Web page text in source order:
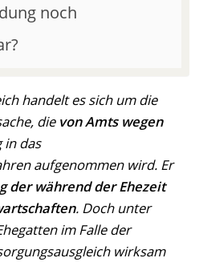
noch
handelt es sich um die
die von Amts wegen
in das
aufgenommen wird. Er
der während der Ehezeit
. Doch unter
im Falle der
wirksam